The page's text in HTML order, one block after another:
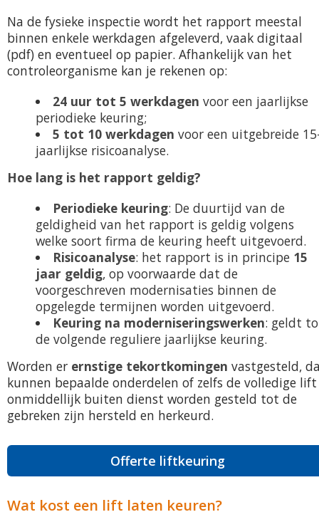
Na de fysieke inspectie wordt het rapport meestal
binnen enkele werkdagen afgeleverd, vaak digitaal
(pdf) en eventueel op papier. Afhankelijk van het
controleorganisme kan je rekenen op:
24 uur tot 5 werkdagen voor een jaarlijkse
periodieke keuring;
5 tot 10 werkdagen voor een uitgebreide
jaarlijkse risicoanalyse.
Hoe lang is het rapport geldig?
Periodieke keuring: De duurtijd van de
geldigheid van het rapport is geldig volgens
welke soort firma de keuring heeft uitgevoerd.
Risicoanalyse: het rapport is in principe 15
jaar geldig, op voorwaarde dat de
voorgeschreven modernisaties binnen de
opgelegde termijnen worden uitgevoerd.
Keuring na moderniseringswerken: geldt
de volgende reguliere jaarlijkse keuring.
Worden er ernstige tekortkomingen vastgesteld,
kunnen bepaalde onderdelen of zelfs de volledige lift
onmiddellijk buiten dienst worden gesteld tot de
gebreken zijn hersteld en herkeurd.
Offerte liftkeuring
Wat kost een lift laten keuren?